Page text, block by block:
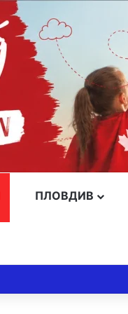
ПЛОВДИВ